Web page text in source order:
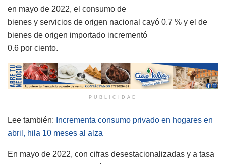
en mayo de 2022, el consumo de
bienes y servicios de origen nacional cayó 0.7 % y el de
bienes de origen importado incrementó
0.6 por ciento.
PUBLICIDAD
Lee también: Incrementa consumo privado en hogares en
abril, hila 10 meses al alza
En mayo de 2022, con cifras desestacionalizadas y a tasa